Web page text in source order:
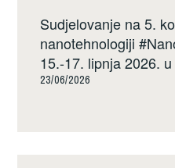
Sudjelovanje na 5.
nanotehnologiji
15.-17. lipnja 2026. u
23/06/2026